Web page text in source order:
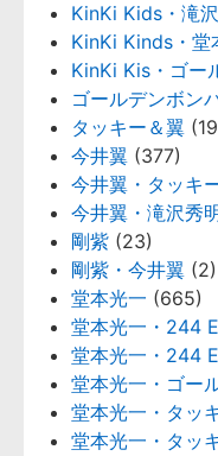
KinKi Kids・滝
KinKi Kinds・堂
KinKi Kis・ゴー
ゴールデンボン
タッキー＆翼
今井翼 (377)
今井翼・タッキ
今井翼・滝沢秀
剛紫 (23)
剛紫・今井翼 (2)
堂本光一 (665)
堂本光一・244
堂本光一・244
堂本光一・ゴー
堂本光一・タッ
堂本光一・タッ